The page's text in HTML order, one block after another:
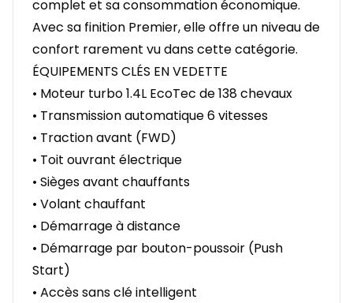
complet et sa consommation économique.
Avec sa finition Premier, elle offre un niveau de
confort rarement vu dans cette catégorie.
ÉQUIPEMENTS CLÉS EN VEDETTE
• Moteur turbo 1.4L EcoTec de 138 chevaux
• Transmission automatique 6 vitesses
• Traction avant (FWD)
• Toit ouvrant électrique
• Sièges avant chauffants
• Volant chauffant
• Démarrage à distance
• Démarrage par bouton-poussoir (Push
Start)
• Accès sans clé intelligent